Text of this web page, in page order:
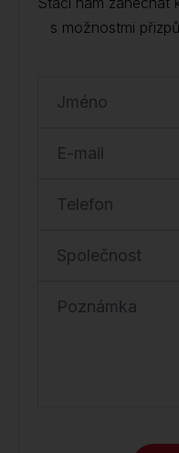
s možnostmi
Jméno
E-mail
Telefon
Společnost
Poznámka